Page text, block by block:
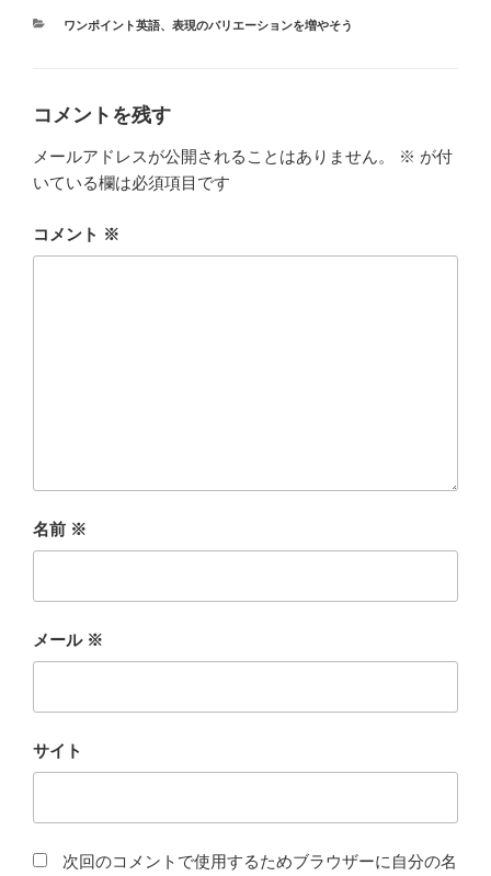
カ
ワンポイント英語、 表現のバリエーションを増やそう
コメントを残す
メールアドレスが公開されることはありません。 ※ が付
いている欄は必須項目です
コメント ※
名前 ※
メール ※
サイト
次回のコメントで使用するためブラウザーに自分の名